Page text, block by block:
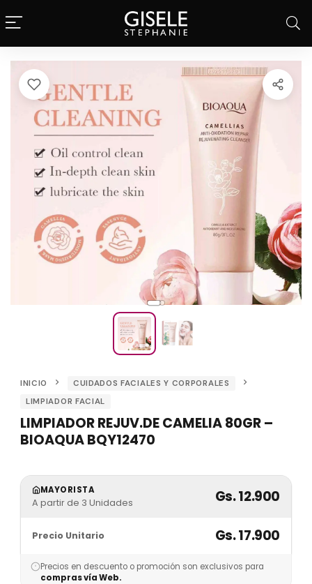
INICIO
CUIDADOS FACIALES Y CORPORALES
LIMPIADOR FACIAL
LIMPIADOR REJUV.DE CAMELIA 80GR –
BIOAQUA BQY12470
MAYORISTA
A partir de 3 Unidades Gs. 12.900
Precio Unitario Gs. 17.900
Precios en descuento o promoción son exclusivos para
compras vía Web.